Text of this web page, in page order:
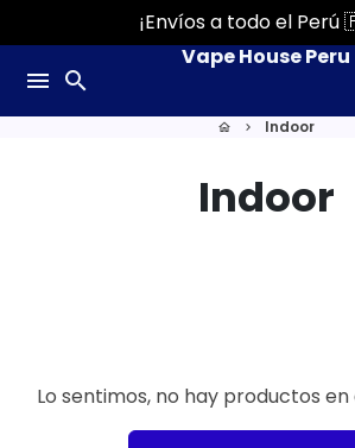
directamente
contenido
¡Envíos a todo el
menu search
Vape House Peru
home keyboard_arrow_right Indoor
Indoor
Lo sentimos, no hay productos